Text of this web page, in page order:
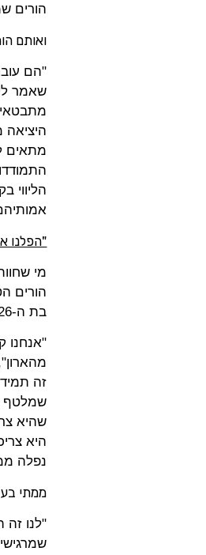
הורים
ואותם
"הם
שאמר
היציאה
מתאים
הליווי
"הפלנו
מי
הורים
בת ה-26 יצאה מהארון לפני שש שנים.
"אנחנו
זה
שמלטף
שהיא
היא
נפלה
ממתי
"לנו זה